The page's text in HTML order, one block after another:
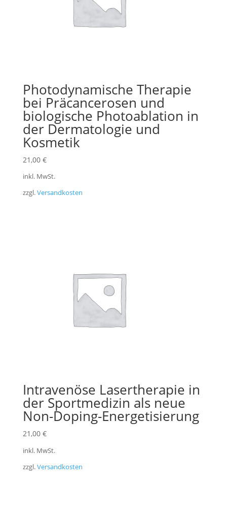
Photodynamische Therapie
bei Präcancerosen und
biologische Photoablation in
der Dermatologie und
Kosmetik
21,00 €
inkl. MwSt.
zzgl.Versandkosten
Intravenöse Lasertherapie in
der Sportmedizin als neue
Non-Doping-Energetisierung
21,00 €
inkl. MwSt.
zzgl.Versandkosten